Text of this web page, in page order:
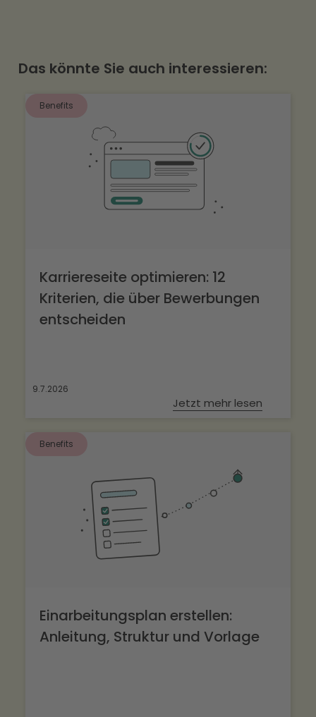
Das könnte Sie auch interessieren:
Benefits
Karriereseite optimieren: 12
Kriterien, die über Bewerbungen
entscheiden
9.7.2026
Jetzt mehr lesen
Benefits
Einarbeitungsplan erstellen:
Anleitung, Struktur und Vorlage